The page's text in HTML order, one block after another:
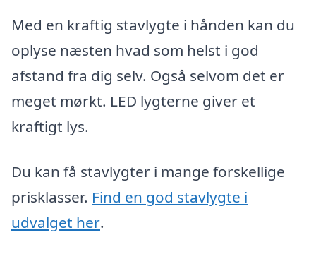
Med en kraftig stavlygte i hånden kan du
oplyse næsten hvad som helst i god
afstand fra dig selv. Også selvom det er
meget mørkt. LED lygterne giver et
kraftigt lys.
Du kan få stavlygter i mange forskellige
prisklasser. Find en god stavlygte i
udvalget her.